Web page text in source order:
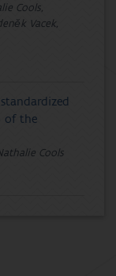
Cools,
Vacek,
of the
Cools